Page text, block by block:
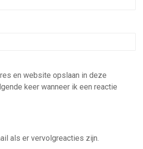
en website opslaan in deze
keer wanneer ik een reactie
als er vervolgreacties zijn.